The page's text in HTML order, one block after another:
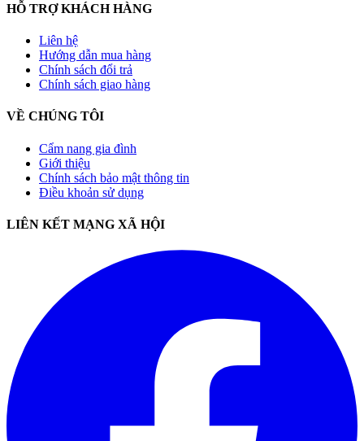
HỖ TRỢ KHÁCH HÀNG
Liên hệ
Hướng dẫn mua hàng
Chính sách đổi trả
Chính sách giao hàng
VỀ CHÚNG TÔI
Cẩm nang gia đình
Giới thiệu
Chính sách bảo mật thông tin
Điều khoản sử dụng
LIÊN KẾT MẠNG XÃ HỘI